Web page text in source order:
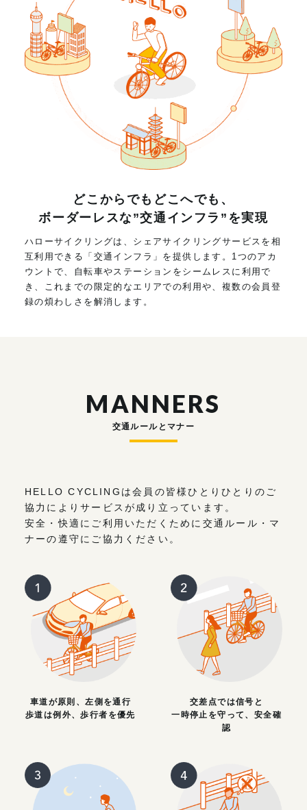
どこからでもどこへでも、
ボーダーレスな”交通インフラ”を実現
ハローサイクリングは、シェアサイクリングサービスを相
互利用できる「交通インフラ」を提供します。1つのアカ
ウントで、自転車やステーションをシームレスに利用で
き、これまでの限定的なエリアでの利用や、複数の会員登
録の煩わしさを解消します。
MANNERS
交通ルールとマナー
HELLO CYCLINGは会員の皆様ひとりひとりのご
協力によりサービスが成り立っています。
安全・快適にご利用いただくために交通ルール・マ
ナーの遵守にご協力ください。
車道が原則、左側を通行
歩道は例外、歩行者を優先
交差点では信号と
一時停止を守って、安全確
認